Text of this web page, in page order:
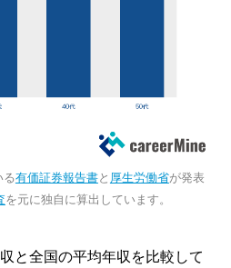
る有価証券報告書と 厚生労働省が発表
を元に独自に算出しています。
と全国の平均年収を比較して